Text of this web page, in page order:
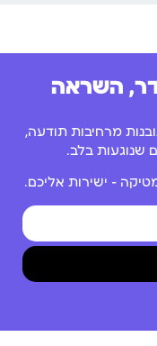
השראה
מרחיבות תודעה,
שנוגעות בלב.
– ישירות אליכם.